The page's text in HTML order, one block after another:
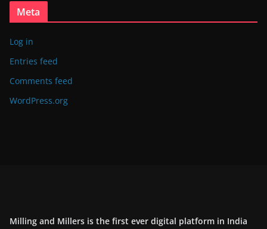
Meta
Log in
Entries feed
Comments feed
WordPress.org
Milling and Millers is the first ever digital platform in India